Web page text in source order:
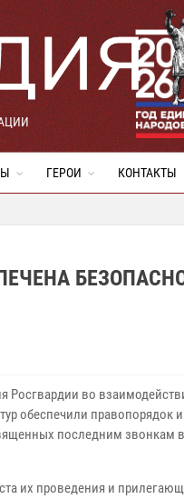
ГЕРОИ КОНТАКТЫ
Росгвардии во
обеспечили правопорядок и
последним звонкам в
их проведения и